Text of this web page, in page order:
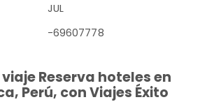
JUL
-69607778
Reserva hoteles en
Perú, con Viajes Éxito